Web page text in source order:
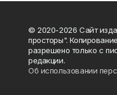
© 2020-2026 Сайт
просторы".
разрешено только с
редакции.
Об использовании